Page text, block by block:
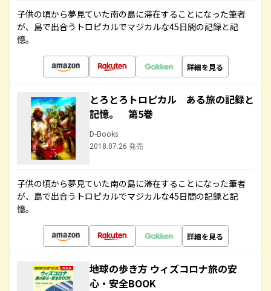
子供の頃から夢見ていた南の島に滞在することになった筆者
が、島で出合うトロピカルでマジカルな45日間の記録と記
憶。
詳細を見る
とろとろトロピカル ある旅の記録と
記憶。 第5巻
D-Books
2018.07.26 発売
子供の頃から夢見ていた南の島に滞在することになった筆者
が、島で出合うトロピカルでマジカルな45日間の記録と記
憶。
詳細を見る
地球の歩き方 ウィズコロナ旅の安
心・安全BOOK